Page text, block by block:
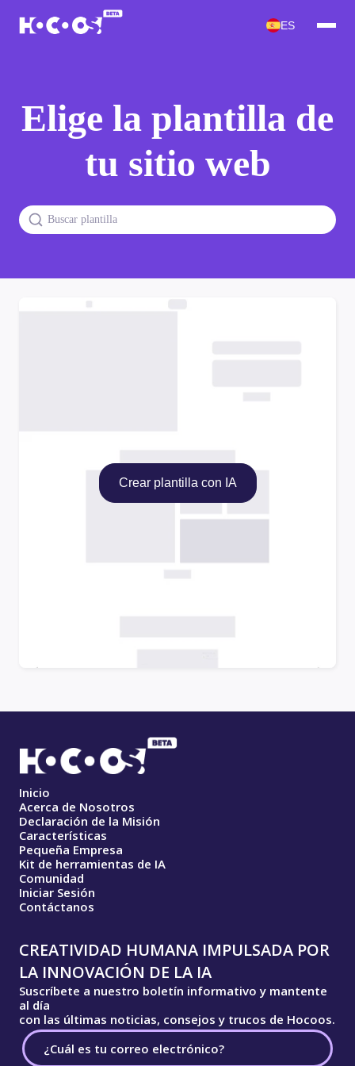
ES
Elige la plantilla de
tu sitio web
Crear plantilla con IA
Inicio
Acerca de Nosotros
Declaración de la Misión
Características
Pequeña Empresa
Kit de herramientas de IA
Comunidad
Iniciar Sesión
Contáctanos
CREATIVIDAD HUMANA IMPULSADA POR
LA INNOVACIÓN DE LA IA
Suscríbete a nuestro boletín informativo y mantente
al día
con las últimas noticias, consejos y trucos de Hocoos.